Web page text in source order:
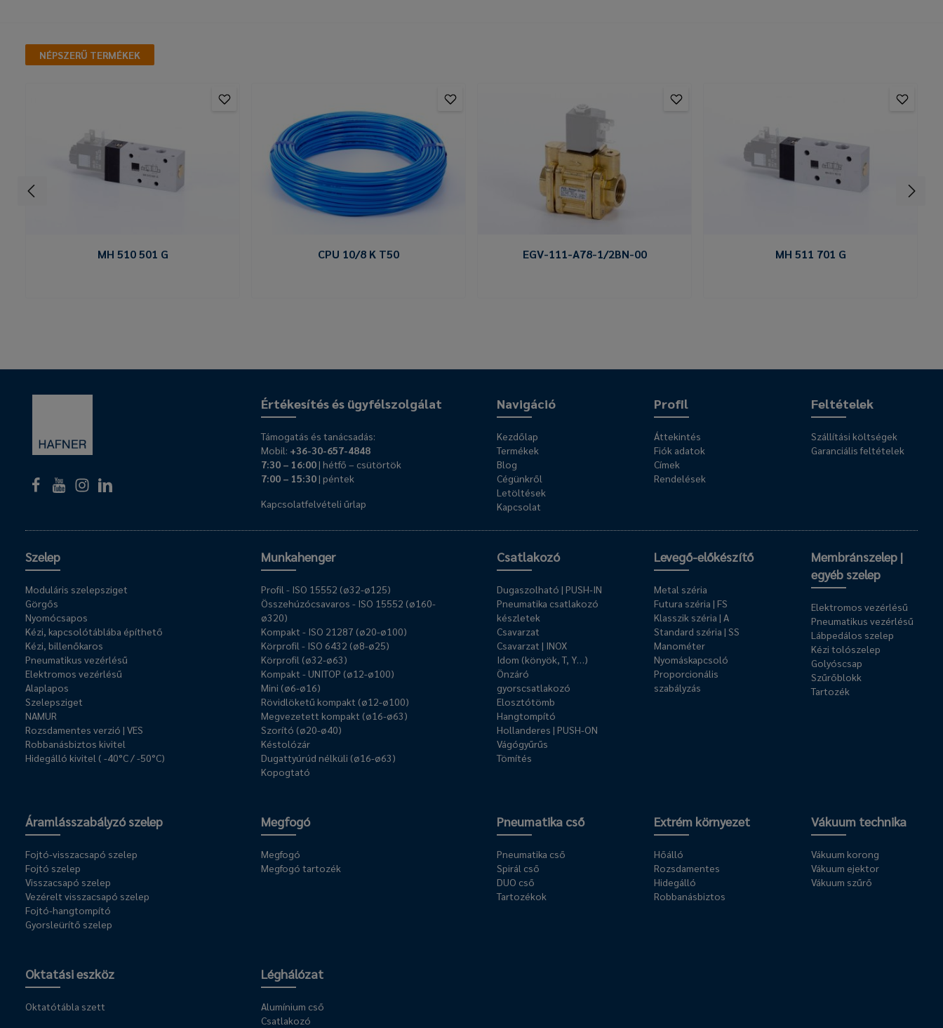
NÉPSZERŰ TERMÉKEK
MH 510 501 G CPU 10/8 K T50 EGV-111-A78-1/2BN-00 MH 511 701 G
Navigáció
Kezdőlap
Termékek
Blog
Cégünkről
Letöltések
Kapcsolat
Profil
Áttekintés
Fiók adatok
Címek
Rendelések
Feltételek
Szállítási költségek
Garanciális feltételek
Értékesítés és ügyfélszolgálat
Támogatás és tanácsadás:
Mobil: +36-30-657-4848
7:30 – 16:00| hétfő – csütörtök
7:00 – 15:30| péntek
Kapcsolatfelvételi űrlap
Szelep
Moduláris szelepsziget
Görgős
Nyomócsapos
Kézi, kapcsolótáblába építhető
Kézi, billenőkaros
Pneumatikus vezérlésű
Elektromos vezérlésű
Alaplapos
Szelepsziget
NAMUR
Rozsdamentes verzió | VES
Robbanásbiztos kivitel
Hidegálló kivitel ( -40°C / -50°C)
Munkahenger
Profil - ISO 15552 (ø32-ø125)
Összehúzócsavaros - ISO 15552 (ø160-
ø320)
Kompakt - ISO 21287 (ø20-ø100)
Körprofil - ISO 6432 (ø8-ø25)
Körprofil (ø32-ø63)
Kompakt - UNITOP (ø12-ø100)
Mini (ø6-ø16)
Rövidlöketű kompakt (ø12-ø100)
Megvezetett kompakt (ø16-ø63)
Szorító (ø20-ø40)
Késtolózár
Dugattyúrúd nélküli (ø16-ø63)
Kopogtató
Csatlakozó
Dugaszolható | PUSH-IN
Pneumatika csatlakozó
készletek
Csavarzat
Csavarzat | INOX
Idom (könyök, T, Y…)
Önzáró
gyorscsatlakozó
Elosztótömb
Hangtompító
Hollanderes | PUSH-ON
Vágógyűrűs
Tömítés
Levegő-előkészítő
Metal széria
Futura széria | FS
Klasszik széria | A
Standard széria | SS
Manométer
Nyomáskapcsoló
Proporcionális
szabályzás
Membránszelep |
egyéb szelep
Elektromos vezérlésű
Pneumatikus vezérlésű
Lábpedálos szelep
Kézi tolószelep
Golyóscsap
Szűrőblokk
Tartozék
Áramlásszabályzó szelep
Fojtó-visszacsapó szelep
Fojtó szelep
Visszacsapó szelep
Vezérelt visszacsapó szelep
Fojtó-hangtompító
Gyorsleürítő szelep
Megfogó
Megfogó
Megfogó tartozék
Pneumatika cső
Pneumatika cső
Spirál cső
DUO cső
Tartozékok
Extrém környezet
Hőálló
Rozsdamentes
Hidegálló
Robbanásbiztos
Vákuum technika
Vákuum korong
Vákuum ejektor
Vákuum szűrő
Oktatási eszköz
Oktatótábla szett
Léghálózat
Alumínium cső
Csatlakozó